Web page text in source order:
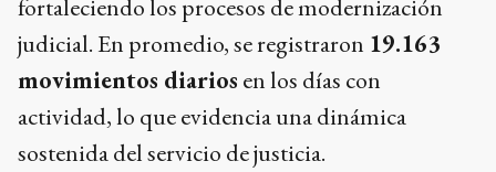
fortaleciendo los procesos de modernización
judicial. En promedio, se registraron 19.163
movimientos diarios en los días con
actividad, lo que evidencia una dinámica
sostenida del servicio de justicia.